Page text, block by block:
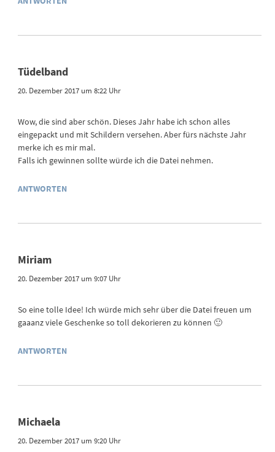
Tüdelband
20. Dezember 2017 um 8:22 Uhr
Wow, die sind aber schön. Dieses Jahr habe ich schon alles
eingepackt und mit Schildern versehen. Aber fürs nächste Jahr
merke ich es mir mal.
Falls ich gewinnen sollte würde ich die Datei nehmen.
ANTWORTEN
Miriam
20. Dezember 2017 um 9:07 Uhr
So eine tolle Idee! Ich würde mich sehr über die Datei freuen um
gaaanz viele Geschenke so toll dekorieren zu können 🙂
ANTWORTEN
Michaela
20. Dezember 2017 um 9:20 Uhr